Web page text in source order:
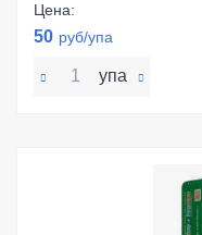
Цена:
50 руб/упа
упа